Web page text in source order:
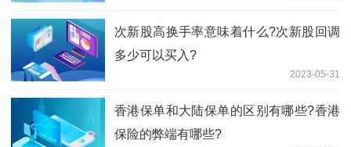
次新股高换手率意味着什么?次新股回调
多少可以买入?
2023-05-31
香港保单和大陆保单的区别有哪些?香港
保险的弊端有哪些?